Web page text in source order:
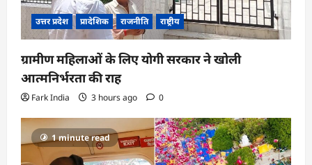
उत्तर प्रदेश प्रादेशिक राजनीति राष्ट्रीय
ग्रामीण महिलाओं के लिए योगी सरकार ने खोली
आत्मनिर्भरता की राह
Fark India 3 hours ago 0
1 minute read